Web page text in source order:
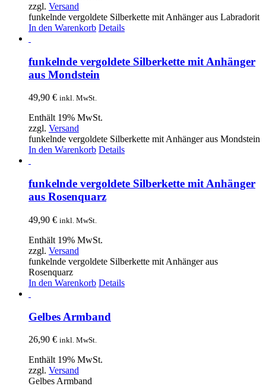
zzgl. Versand
funkelnde vergoldete Silberkette mit Anhänger aus Labradorit
In den Warenkorb Details
funkelnde vergoldete Silberkette mit Anhänger
aus Mondstein
49,90 € inkl. MwSt.
Enthält 19% MwSt.
zzgl. Versand
funkelnde vergoldete Silberkette mit Anhänger aus Mondstein
In den Warenkorb Details
funkelnde vergoldete Silberkette mit Anhänger
aus Rosenquarz
49,90 € inkl. MwSt.
Enthält 19% MwSt.
zzgl. Versand
funkelnde vergoldete Silberkette mit Anhänger aus
Rosenquarz
In den Warenkorb Details
Gelbes Armband
26,90 € inkl. MwSt.
Enthält 19% MwSt.
zzgl. Versand
Gelbes Armband